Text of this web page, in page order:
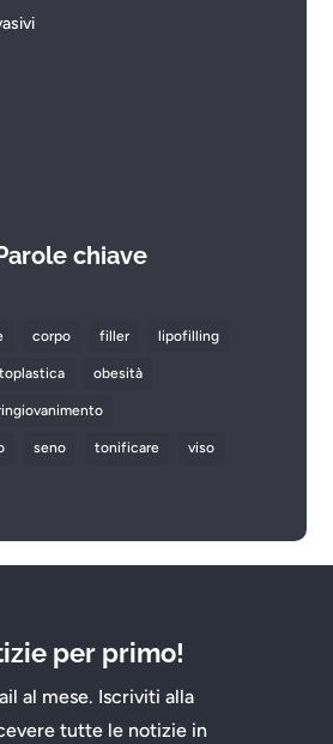
chiave
corpo filler lipofilling
obesità
seno tonificare viso
per primo!
al mese. Iscriviti alla
tutte le notizie in